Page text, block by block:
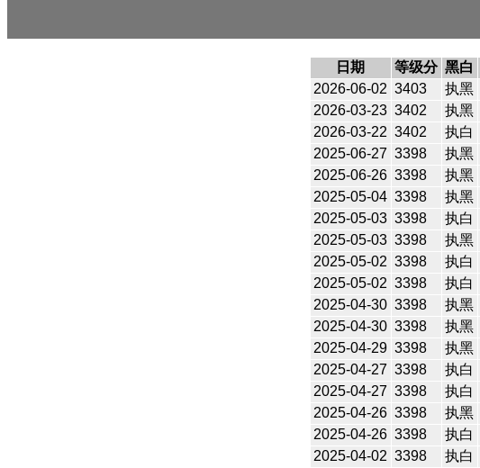
日期 等级分 黑白
2026-06-02 3403 执黑
2026-03-23 3402 执黑
2026-03-22 3402 执白
2025-06-27 3398 执黑
2025-06-26 3398 执黑
2025-05-04 3398 执黑
2025-05-03 3398 执白
2025-05-03 3398 执黑
2025-05-02 3398 执白
2025-05-02 3398 执白
2025-04-30 3398 执黑
2025-04-30 3398 执黑
2025-04-29 3398 执黑
2025-04-27 3398 执白
2025-04-27 3398 执白
2025-04-26 3398 执黑
2025-04-26 3398 执白
2025-04-02 3398 执白